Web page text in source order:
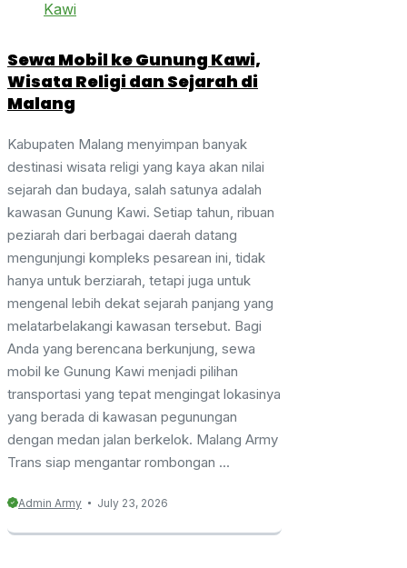
Sewa Mobil ke Gunung Kawi,
Wisata Religi dan Sejarah di
Malang
Kabupaten Malang menyimpan banyak
destinasi wisata religi yang kaya akan nilai
sejarah dan budaya, salah satunya adalah
kawasan Gunung Kawi. Setiap tahun, ribuan
peziarah dari berbagai daerah datang
mengunjungi kompleks pesarean ini, tidak
hanya untuk berziarah, tetapi juga untuk
mengenal lebih dekat sejarah panjang yang
melatarbelakangi kawasan tersebut. Bagi
Anda yang berencana berkunjung, sewa
mobil ke Gunung Kawi menjadi pilihan
transportasi yang tepat mengingat lokasinya
yang berada di kawasan pegunungan
dengan medan jalan berkelok. Malang Army
Trans siap mengantar rombongan ...
Admin Army July 23, 2026